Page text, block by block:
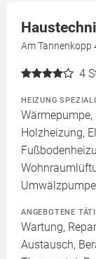
Am Tannenkopp
4
HEIZUNG
Wärmepumpe,
Holzheizung,
Umwälzpumpe
ANGEBOTENE
Wartung,
Austausch,